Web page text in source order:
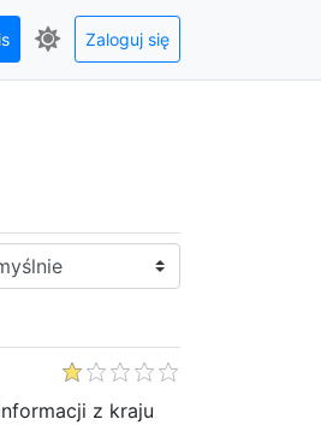
Zaloguj się
z kraju